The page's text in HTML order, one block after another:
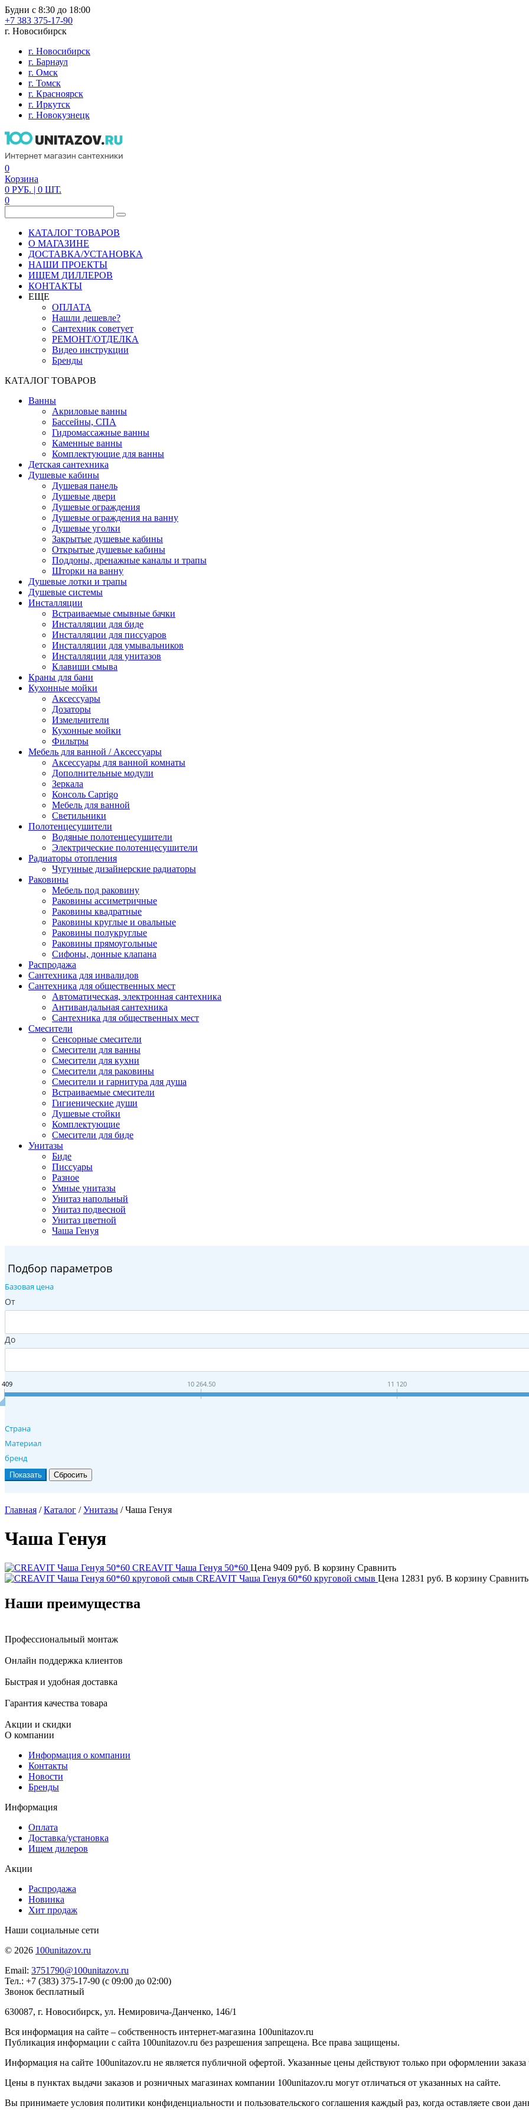
Будни с 8:30 до 18:00
+7 383 375-17-90
г. Новосибирск
г. Новосибирск
г. Барнаул
г. Омск
г. Томск
г. Красноярск
г. Иркутск
г. Новокузнецк
0
Корзина
0 РУБ. | 0 ШТ.
0
КАТАЛОГ ТОВАРОВ
О МАГАЗИНЕ
ДОСТАВКА/УСТАНОВКА
НАШИ ПРОЕКТЫ
ИЩЕМ ДИЛЛЕРОВ
КОНТАКТЫ
ЕЩЕ
ОПЛАТА
Нашли дешевле?
Сантехник советует
РЕМОНТ/ОТДЕЛКА
Видео инструкции
Бренды
КАТАЛОГ ТОВАРОВ
Ванны
Акриловые ванны
Бассейны, СПА
Гидромассажные ванны
Каменные ванны
Комплектующие для ванны
Детская сантехника
Душевые кабины
Душевая панель
Душевые двери
Душевые ограждения
Душевые ограждения на ванну
Душевые уголки
Закрытые душевые кабины
Открытые душевые кабины
Поддоны, дренажные каналы и трапы
Шторки на ванну
Душевые лотки и трапы
Душевые системы
Инсталляции
Встраиваемые смывные бачки
Инсталляции для биде
Инсталляции для писсуаров
Инсталляции для умывальников
Инсталляции для унитазов
Клавиши смыва
Краны для бани
Кухонные мойки
Аксессуары
Дозаторы
Измельчители
Кухонные мойки
Фильтры
Мебель для ванной / Аксессуары
Аксессуары для ванной комнаты
Дополнительные модули
Зеркала
Консоль Caprigo
Мебель для ванной
Светильники
Полотенцесушители
Водяные полотенцесушители
Электрические полотенцесушители
Радиаторы отопления
Чугунные дизайнерские радиаторы
Раковины
Мебель под раковину
Раковины ассиметричные
Раковины квадратные
Раковины круглые и овальные
Раковины полукруглые
Раковины прямоугольные
Сифоны, донные клапана
Распродажа
Сантехника для инвалидов
Сантехника для общественных мест
Автоматическая, электронная сантехника
Антивандальная сантехника
Сантехника для общественных мест
Смесители
Сенсорные смесители
Смесители для ванны
Смесители для кухни
Смесители для раковины
Смесители и гарнитура для душа
Встраиваемые смесители
Гигиенические души
Душевые стойки
Комплектующие
Смесители для биде
Унитазы
Биде
Писсуары
Разное
Умные унитазы
Унитаз напольный
Унитаз подвесной
Унитаз цветной
Чаша Генуя
Подбор параметров
Базовая цена
От
До
409 10 264.50 11 120
Страна
Материал
бренд
Главная /Каталог /Унитазы /Чаша Генуя
Чаша Генуя
CREAVIT Чаша Генуя 50*60 Цена 9409 руб. В корзину Сравнить
CREAVIT Чаша Генуя 60*60 круговой смыв Цена 12831 руб. В корзину Сравнить
Наши преимущества
Профессиональный монтаж
Онлайн поддержка клиентов
Быстрая и удобная доставка
Гарантия качества товара
Акции и скидки
О компании
Информация о компании
Контакты
Новости
Бренды
Информация
Оплата
Доставка/установка
Ищем дилеров
Акции
Распродажа
Новинка
Хит продаж
Наши социальные сети
© 2026 100unitazov.ru
Email: 3751790@100unitazov.ru
Тел.: +7 (383) 375-17-90 (с 09:00 до 02:00)
Звонок бесплатный
630087, г. Новосибирск, ул. Немировича-Данченко, 146/1
Вся информация на сайте – собственность интернет-магазина 100unitazov.ru
Публикация информации с сайта 100unitazov.ru без разрешения запрещена. Все права защищены.
Информация на сайте 100unitazov.ru не является публичной офертой. Указанные цены действуют только при оформлении заказа
Цены в пунктах выдачи заказов и розничных магазинах компании 100unitazov.ru могут отличаться от указанных на сайте.
Вы принимаете условия политики конфиденциальности и пользовательского соглашения каждый раз, когда оставляете свои